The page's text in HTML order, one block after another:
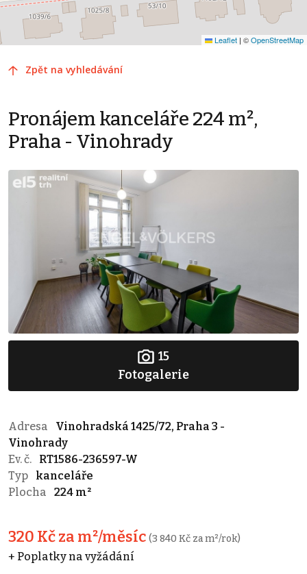
Leaflet | ©OpenStreetMap
Zpět na vyhledávání
Pronájem kanceláře 224 m²,
Praha - Vinohrady
15
Fotogalerie
Adresa
Vinohradská 1425/72, Praha 3 -
Vinohrady
Ev. č.
RT1586-236597-W
Typ
kanceláře
Plocha
224 m²
320 Kč za m²/měsíc (3 840 Kč za m²/rok)
+ Poplatky na vyžádání